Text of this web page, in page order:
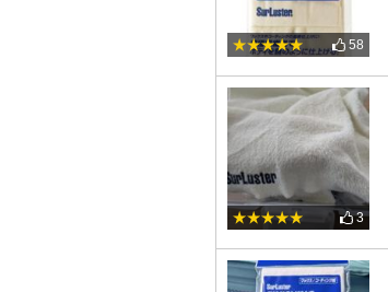
58
3